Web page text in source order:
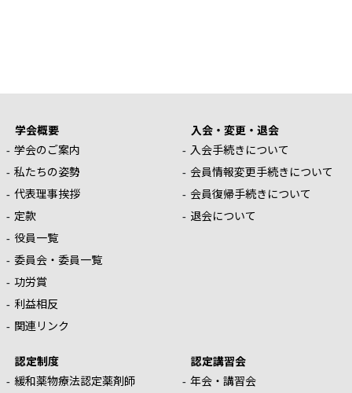
学会概要
学会のご案内
私たちの姿勢
代表理事挨拶
定款
役員一覧
委員会・委員一覧
功労賞
利益相反
関連リンク
入会・変更・退会
入会手続きについて
会員情報変更手続きについて
会員復帰手続きについて
退会について
認定制度
緩和薬物療法認定薬剤師
認定講習会
年会・講習会